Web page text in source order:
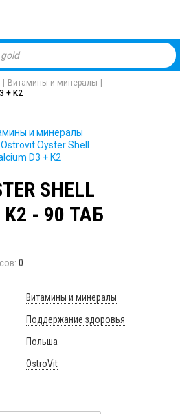
Витамины и минералы
+ K2
SHELL
K2 - 90 ТАБ
0
Витамины и минералы
Поддержание здоровья
Польша
OstroVit